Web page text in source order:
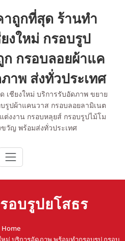
ถูกที่สุด ร้านทำ
งใหม่ กรอบรูป
กรอบลอยผ้าแค
าพ ส่งทั่วประเทศ
เชียงใหม่ บริการรับอัดภาพ ขยาย
รูปผ้าแคนวาส กรอบลอยลามิเนต
งงาน กรอบหลุยส์ กรอบรูปไม้โม
วัญ พร้อมส่งทั่วประเทศ
อบรูปยโสธร
Home